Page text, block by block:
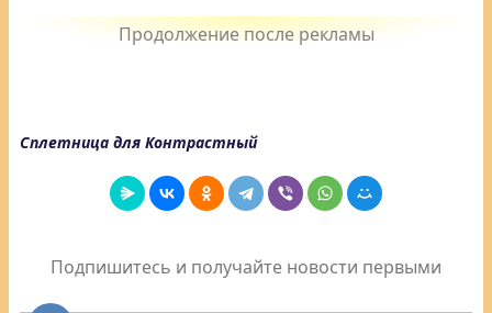
Сплетница для Контрастный
Подпишитесь и получайте новости первыми